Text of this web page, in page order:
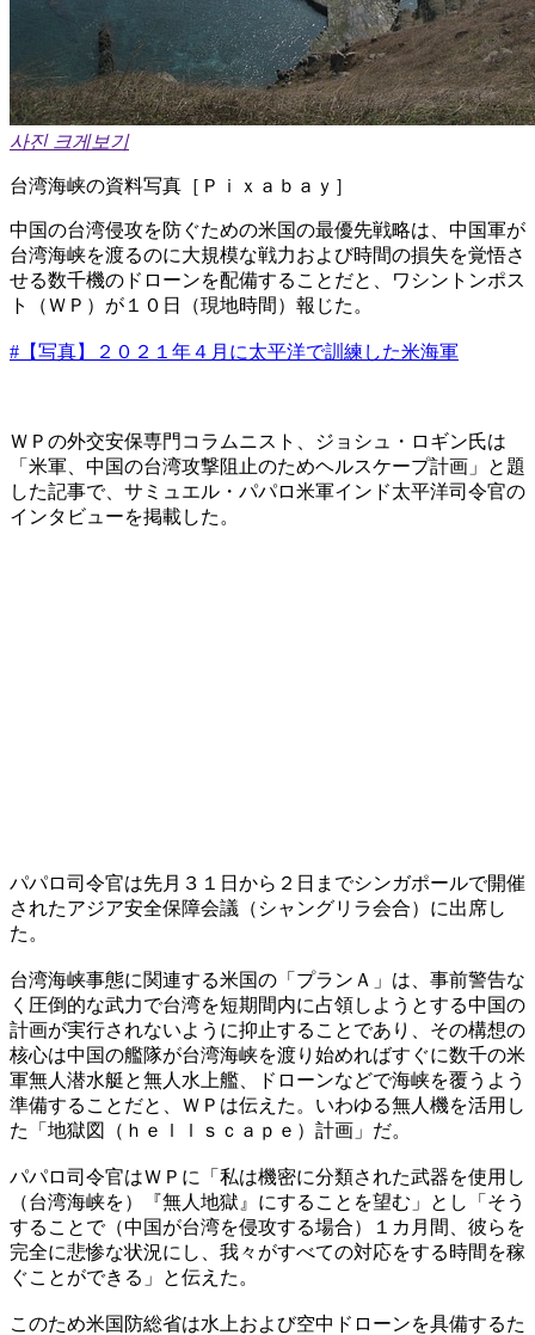
사진 크게보기
台湾海峡の資料写真［Ｐｉｘａｂａｙ］
中国の台湾侵攻を防ぐための米国の最優先戦略は、中国軍が
台湾海峡を渡るのに大規模な戦力および時間の損失を覚悟さ
せる数千機のドローンを配備することだと、ワシントンポス
ト（ＷＰ）が１０日（現地時間）報じた。
#【写真】２０２１年４月に太平洋で訓練した米海軍
ＷＰの外交安保専門コラムニスト、ジョシュ・ロギン氏は
「米軍、中国の台湾攻撃阻止のためヘルスケープ計画」と題
した記事で、サミュエル・パパロ米軍インド太平洋司令官の
インタビューを掲載した。
パパロ司令官は先月３１日から２日までシンガポールで開催
されたアジア安全保障会議（シャングリラ会合）に出席し
た。
台湾海峡事態に関連する米国の「プランＡ」は、事前警告な
く圧倒的な武力で台湾を短期間内に占領しようとする中国の
計画が実行されないように抑止することであり、その構想の
核心は中国の艦隊が台湾海峡を渡り始めればすぐに数千の米
軍無人潜水艇と無人水上艦、ドローンなどで海峡を覆うよう
準備することだと、ＷＰは伝えた。いわゆる無人機を活用し
た「地獄図（ｈｅｌｌｓｃａｐｅ）計画」だ。
パパロ司令官はＷＰに「私は機密に分類された武器を使用し
（台湾海峡を）『無人地獄』にすることを望む」とし「そう
することで（中国が台湾を侵攻する場合）１カ月間、彼らを
完全に悲惨な状況にし、我々がすべての対応をする時間を稼
ぐことができる」と伝えた。
このため米国防総省は水上および空中ドローンを具備するた